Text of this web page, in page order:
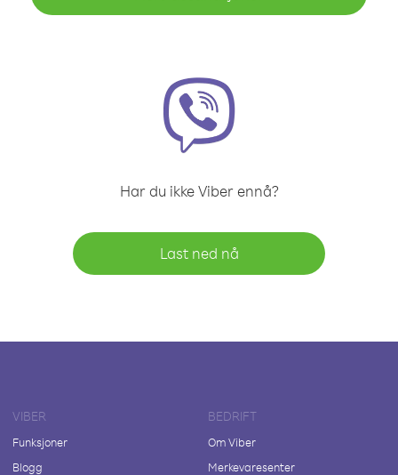
Har du ikke Viber ennå?
Last ned nå
VIBER
Funksjoner
Blogg
BEDRIFT
Om Viber
Merkevaresenter